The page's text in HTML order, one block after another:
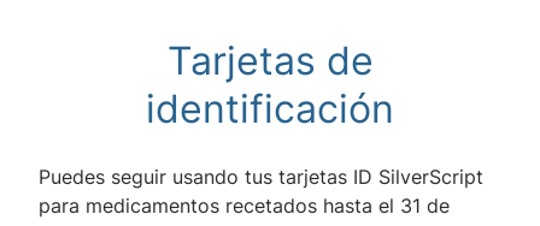
Tarjetas de
identificación
Puedes seguir usando tus tarjetas ID SilverScript
para medicamentos recetados hasta el 31 de